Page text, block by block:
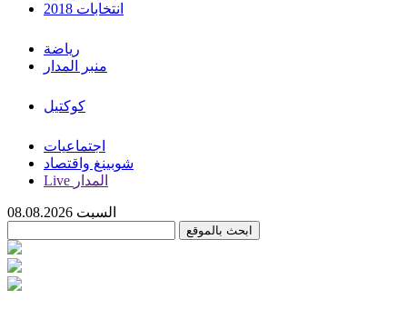
انتخابات 2018
رياضة
منبر المدار
كوكتيل
اجتماعيات
شوبينغ واقتصاد
Live المدار